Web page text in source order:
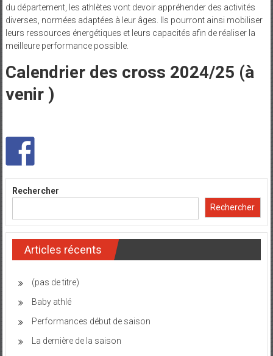
du département, les athlètes vont devoir appréhender des activités
diverses, normées adaptées à leur âges. Ils pourront ainsi mobiliser
leurs ressources énergétiques et leurs capacités afin de réaliser la
meilleure performance possible.
Calendrier des cross 2024/25 (à
venir )
Rechercher
Rechercher
Articles récents
(pas de titre)
Baby athlé
Performances début de saison
La dernière de la saison